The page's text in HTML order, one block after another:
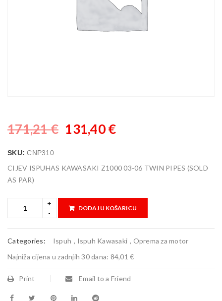
171,21€ 131,40€
SKU:CNP310
CIJEV ISPUHAS KAWASAKI Z1000 03-06 TWIN PIPES (SOLD
AS PAR)
DODAJ U KOŠARICU
Categories: Ispuh , Ispuh Kawasaki , Oprema za motor
Najniža cijena u zadnjih 30 dana: 84,01 €
Print Email to a Friend